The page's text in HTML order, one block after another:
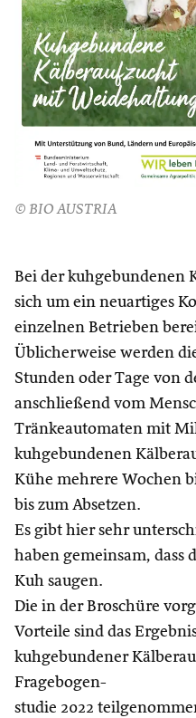
© BIO AUSTRIA
Bei der kuhgebundenen
sich um ein neuartiges
einzelnen Betrieben
Üblicherweise werden
Stunden oder Tage von
anschließend vom
Tränkeautomaten mit
kuhgebundenen
Kühe mehrere Wochen
bis zum Absetzen.
Es gibt hier sehr
haben gemeinsam, dass
Kuh saugen.
Die in der Broschüre
Vorteile sind das
kuhgebundener
Fragebogen-
studie 2022